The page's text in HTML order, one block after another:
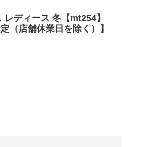
ディース 冬【mt254】
（店舗休業日を除く）】